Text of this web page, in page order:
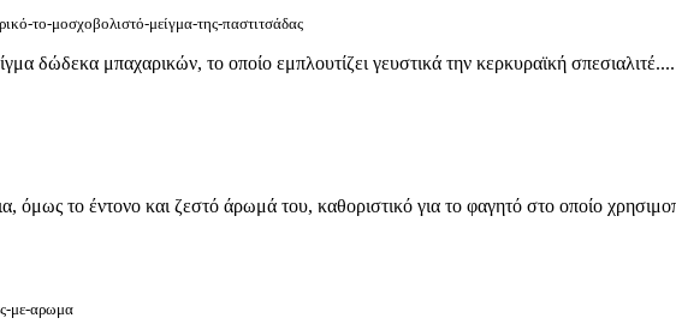
το-μοσχοβολιστό-μείγμα-της-παστιτσάδας
δώδεκα μπαχαρικών, το οποίο εμπλουτίζει γευστικά την κερκυραϊκή σπεσιαλιτέ....
όμως το έντονο και ζεστό άρωμά του, καθοριστικό για το φαγητό στο οποίο
με-αρωμα